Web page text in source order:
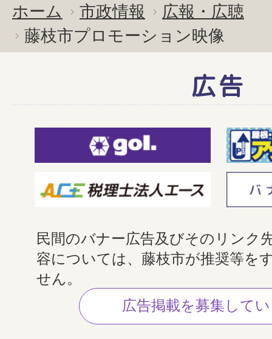
ホーム 市政情報
広報・広聴
藤枝市プロモーション映像
広告
民間のバナー広告及びそのリンク
容については、藤枝市が推奨等を
せん。
広告掲載を募集して